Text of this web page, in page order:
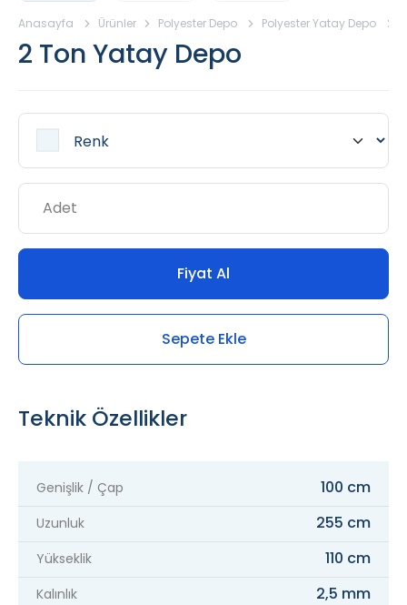
Anasayfa Ürünler Polyester Depo Polyester Yatay Depo
2 Ton Yatay Depo
Fiyat Al
Sepete Ekle
Teknik Özellikler
Genişlik / Çap 100 cm
Uzunluk 255 cm
Yükseklik 110 cm
Kalınlık 2,5 mm